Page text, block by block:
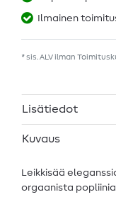
Ilmainen
* sis. ALV ilman
Lisätiedot
Kuvaus
Leikkisää
orgaanista